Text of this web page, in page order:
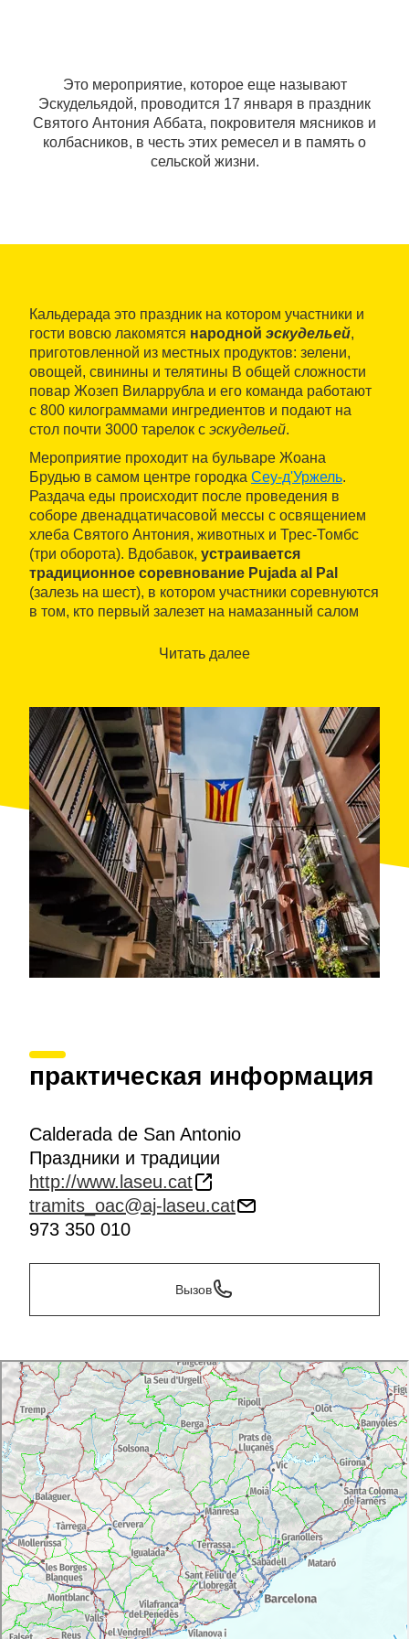
Это мероприятие, которое еще называют
Эскудельядой, проводится 17 января в праздник
Святого Антония Аббата, покровителя мясников и
колбасников, в честь этих ремесел и в память о
сельской жизни.
Кальдерада это праздник на котором участники и
гости вовсю лакомятся народной эскудельей,
приготовленной из местных продуктов: зелени,
овощей, свинины и телятины В общей сложности
повар Жозеп Виларрубла и его команда работают
с 800 килограммами ингредиентов и подают на
стол почти 3000 тарелок с эскудельей.
Мероприятие проходит на бульваре Жоана
Брудью в самом центре городка Сеу-д'Уржель.
Раздача еды происходит после проведения в
соборе двенадцатичасовой мессы с освящением
хлеба Святого Антония, животных и Трес-Томбс
(три оборота). Вдобавок, устраивается
традиционное соревнование Pujada al Pal
(залезь на шест), в котором участники соревнуются
в том, кто первый залезет на намазанный салом
Читать далее
практическая информация
Calderada de San Antonio
Праздники и традиции
http://www.laseu.cat
tramits_oac@aj-laseu.cat
973 350 010
Вызов